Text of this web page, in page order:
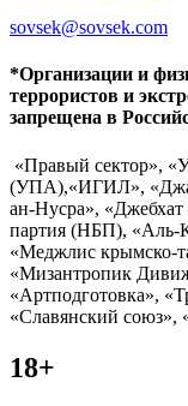
sovsek@sovsek.com
*Организации и
террористов и
запрещена в
«Правый сектор»,
(УПА),«ИГИЛ»,
ан-Нусра»,
партия (НБП),
«Меджлис крымско-
«Мизантропик
«Артподготовка»,
«Славянский союз»,
18+